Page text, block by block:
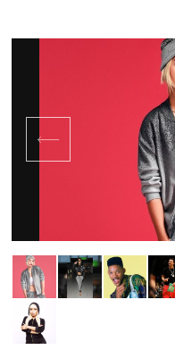
© 2015-2022 UMOMAG.